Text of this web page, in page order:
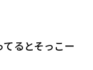
るとそっこー